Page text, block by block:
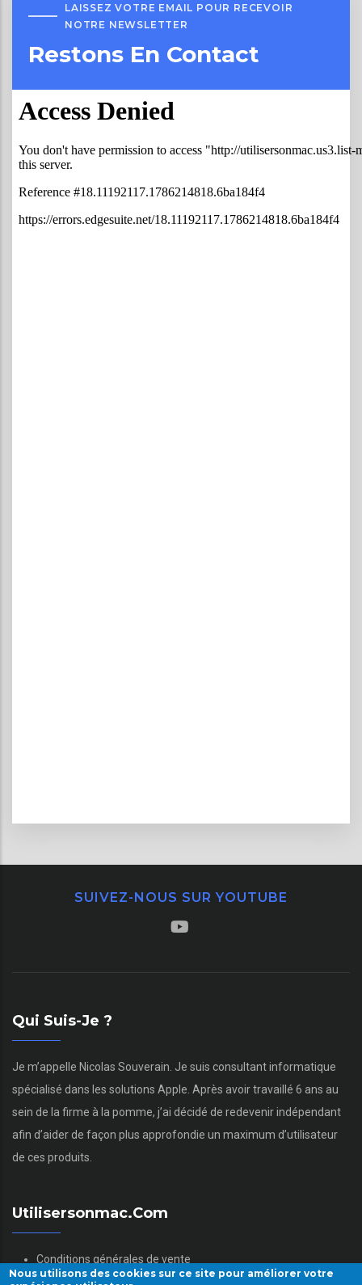
LAISSEZ VOTRE EMAIL POUR RECEVOIR
NOTRE NEWSLETTER
Restons En Contact
SUIVEZ-NOUS SUR YOUTUBE
Qui Suis-Je ?
Je m’appelle Nicolas Souverain. Je suis consultant informatique
spécialisé dans les solutions Apple. Après avoir travaillé 6 ans au
sein de la firme à la pomme, j’ai décidé de redevenir indépendant
afin d’aider de façon plus approfondie un maximum d’utilisateur
de ces produits.
Utilisersonmac.com
Conditions générales de vente
Mentions légales
Nous utilisons des cookies sur ce site pour améliorer votre